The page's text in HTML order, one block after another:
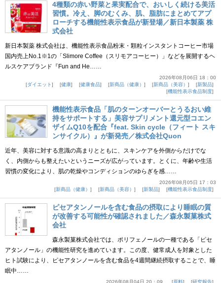
4種類の赤い野菜と果実配合で、おいしく続ける美活
習慣。冷え、脚のむくみ、肌、脂肪にまとめてアプ
ローチする機能性表示食品が新登場／新日本製薬 株
式会社
新日本製薬 株式会社は、機能性表示食品粉末・顆粒インスタントコーヒー市場
国内売上No.1※1の「Slimore Coffee（スリモアコーヒー）」などを展開するヘ
ルスケアブランド『Fun and He……
2026年08月06日 18：00
ダイエット
健康 健康食品 新商品（健康） 新商品（美容）
新製品
機能性表示食品制度
機能性表示食品「肌のターンオーバーとうるおい維
持をサポートする」美容サプリメント還元型コエン
ザイムQ10を配合『feat. Skin cycle（フィート スキ
ンサイクル）』が新発売／株式会社Quon
近年、美容に対する意識の高まりとともに、スキンケアを外側からだけでな
く、内側からも整えたいというニーズが広がっています。とくに、年齢や生活
習慣の変化により、肌の乾燥やコンディションのゆらぎを感……
2026年08月05日 17：03
新商品（健康）
新商品（美容） 新製品 機能性表示食品制度
ピセアタンノールを含む食品の摂取により睡眠の質
が改善する可能性が確認されました／森永製菓株式
会社
森永製菓株式会社では、ポリフェノールの一種である「ピセ
アタンノール」の機能性研究を進めています。この度、健常成人を対象とした
ヒト試験により、ピセアタンノールを含む食品を4週間継続摂取することで、睡
眠中……